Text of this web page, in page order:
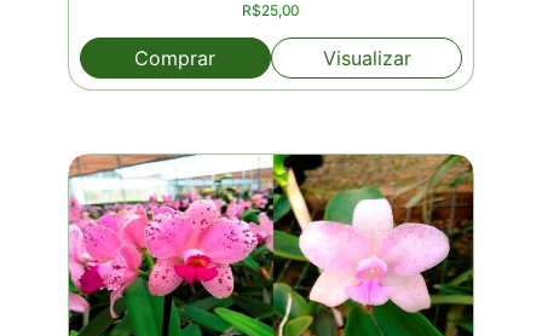
R$25,00
Comprar Visualizar